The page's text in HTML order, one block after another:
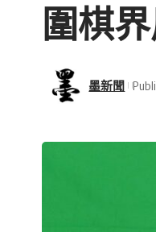
圍棋
墨新聞